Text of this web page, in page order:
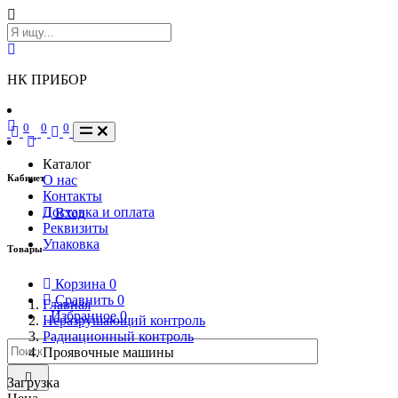
НК ПРИБОР
Кабинет
Вход
Товары
Корзина 0
Сравнить 0
Избранное0
0 0 0
Каталог
О нас
Контакты
Доставка и оплата
Реквизиты
Упаковка
Главная
Неразрушающий контроль
Радиационный контроль
Проявочные машины
Загрузка